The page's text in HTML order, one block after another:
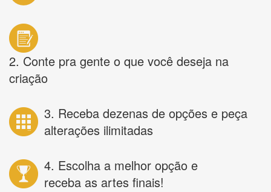
2. Conte pra gente o que você deseja na
criação
3. Receba dezenas de opções e peça
alterações ilimitadas
4. Escolha a melhor opção e
receba as artes finais!